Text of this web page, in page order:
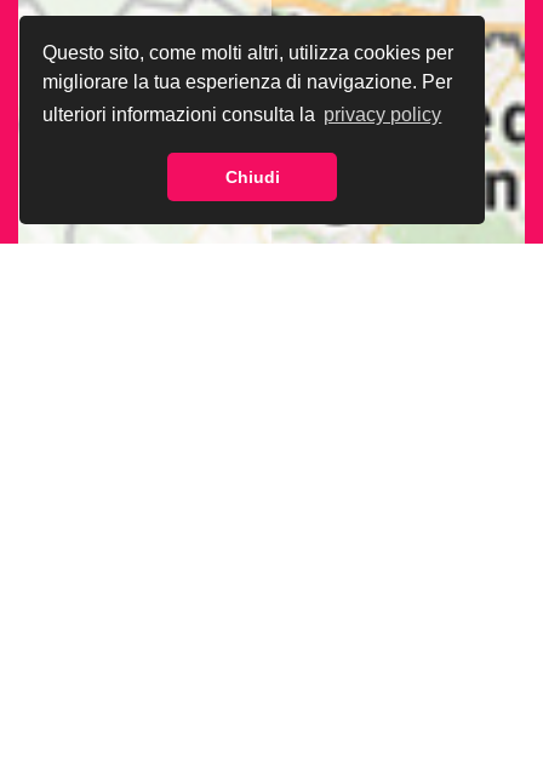
Questo sito, come molti altri, utilizza cookies per
migliorare la tua esperienza di navigazione. Per
ulteriori informazioni consulta la privacy policy
Chiudi